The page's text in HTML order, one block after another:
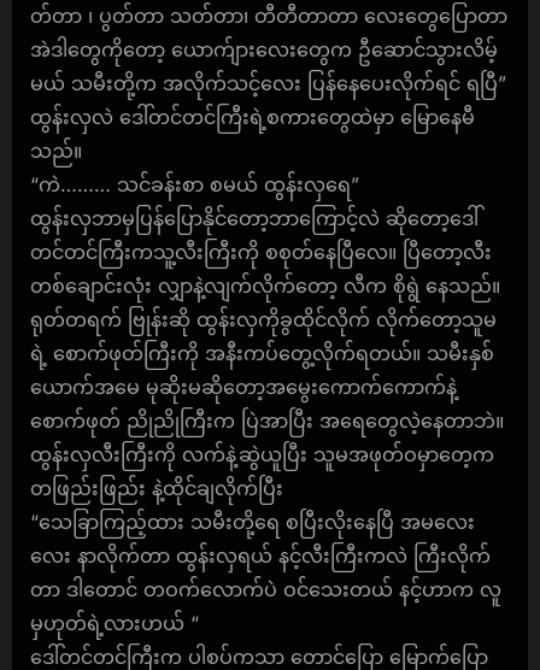
တ်တာ ၊ ပွတ်တာ သတ်တာ၊ တီတီတာတာ လေးတွေပြောတာ
အဲဒါတွေကိုတော့ ယောက်ျားလေးတွေက ဦဆောင်သွားလိမ့်
မယ် သမီးတို့က အလိုက်သင့်လေး ပြန်နေပေးလိုက်ရင် ရပြီ”
ထွန်းလှလဲ ဒေါ်တင်တင်ကြီးရဲ့စကားတွေထဲမှာ မြောနေမီ
သည်။
“ကဲ……… သင်ခန်းစာ စမယ် ထွန်းလှရေ”
ထွန်းလှဘာမှပြန်ပြောနိုင်တော့ဘာကြောင့်လဲ ဆိုတော့ဒေါ်
တင်တင်ကြီးကသူ့လီးကြီးကို စစုတ်နေပြီလေ။ ပြီတော့လီး
တစ်ချောင်းလုံး လျှာနဲ့လျက်လိုက်တော့ လီက စိုရွဲ နေသည်။
ရုတ်တရက် ဗြုန်းဆို ထွန်းလှကိုခွထိုင်လိုက် လိုက်တော့သူမ
ရဲ့ စောက်ဖုတ်ကြီးကို အနီးကပ်တွေ့လိုက်ရတယ်။ သမီးနှစ်
ယောက်အမေ မုဆိုးမဆိုတော့အမွေးကောက်ကောက်နဲ့
စောက်ဖုတ် ညိုညိုကြီးက ပြဲအာပြီး အရေတွေလဲ့နေတာဘဲ။
ထွန်းလှလီးကြီးကို လက်နဲ့ဆွဲယူပြီး သူမအဖုတ်ဝမှာတေ့က
တဖြည်းဖြည်း နဲ့ထိုင်ချလိုက်ပြီး
“သေခြာကြည့်ထား သမီးတို့ရေ စပြီးလိုးနေပြီ အမလေး
လေး နာလိုက်တာ ထွန်းလှရယ် နင့်လီးကြီးကလဲ ကြီးလိုက်
တာ ဒါတောင် တဝက်လောက်ပဲ ဝင်သေးတယ် နင့်ဟာက လူ
မှဟုတ်ရဲ့လားဟယ် “
ဒေါ်တင်တင်ကြီးက ပါစပ်ကသာ တောင်ပြော မြောက်ပြော